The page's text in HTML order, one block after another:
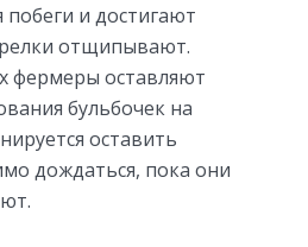
и достигают
отщипывают.
фермеры оставляют
бульбочек на
оставить
дождаться, пока они